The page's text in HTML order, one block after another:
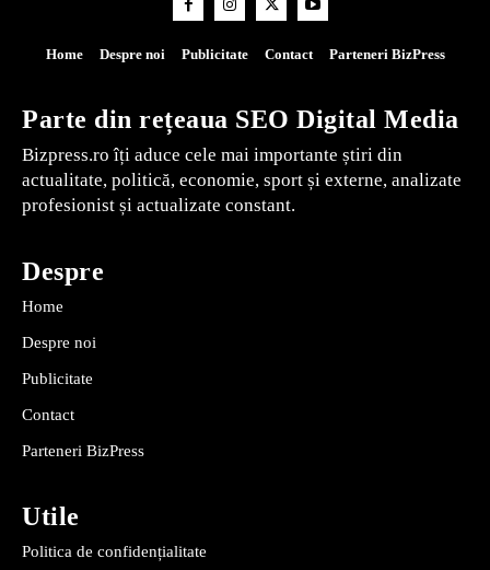
Home Despre noi Publicitate Contact Parteneri BizPress
Parte din rețeaua SEO Digital Media
Bizpress.ro îți aduce cele mai importante știri din
actualitate, politică, economie, sport și externe, analizate
profesionist și actualizate constant.
Despre
Home
Despre noi
Publicitate
Contact
Parteneri BizPress
Utile
Politica de confidențialitate